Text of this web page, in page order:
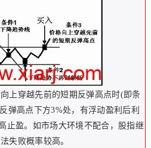
上穿越先前的短期反弹高点时(即条
弹高点下方3%处，有浮动盈利后利
止盈。如市场大环境不配合，股指继
失败概率较高。